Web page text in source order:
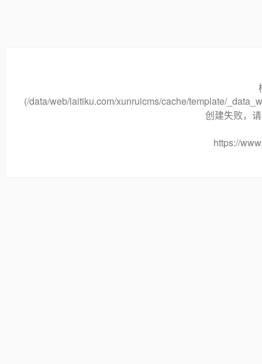
(/data/web/laitiku.com/xunruicms/cache/template/
创建失败，
https://